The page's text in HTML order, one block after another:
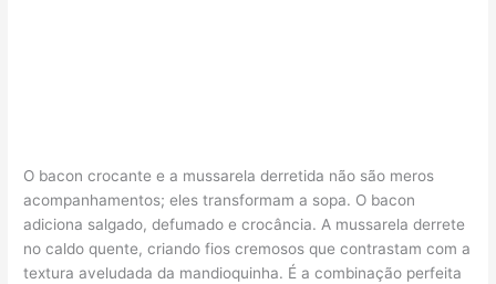
O bacon crocante e a mussarela derretida não são meros
acompanhamentos; eles transformam a sopa. O bacon
adiciona salgado, defumado e crocância. A mussarela derrete
no caldo quente, criando fios cremosos que contrastam com a
textura aveludada da mandioquinha. É a combinação perfeita